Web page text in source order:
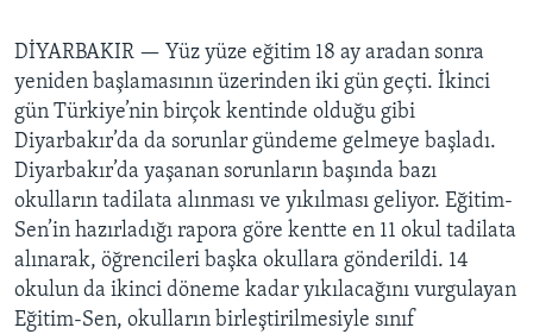
DİYARBAKIR — Yüz yüze eğitim 18 ay aradan sonra
yeniden başlamasının üzerinden iki gün geçti. İkinci
gün Türkiye’nin birçok kentinde olduğu gibi
Diyarbakır’da da sorunlar gündeme gelmeye başladı.
Diyarbakır’da yaşanan sorunların başında bazı
okulların tadilata alınması ve yıkılması geliyor. Eğitim-
Sen’in hazırladığı rapora göre kentte en 11 okul tadilata
alınarak, öğrencileri başka okullara gönderildi. 14
okulun da ikinci döneme kadar yıkılacağını vurgulayan
Eğitim-Sen, okulların birleştirilmesiyle sınıf